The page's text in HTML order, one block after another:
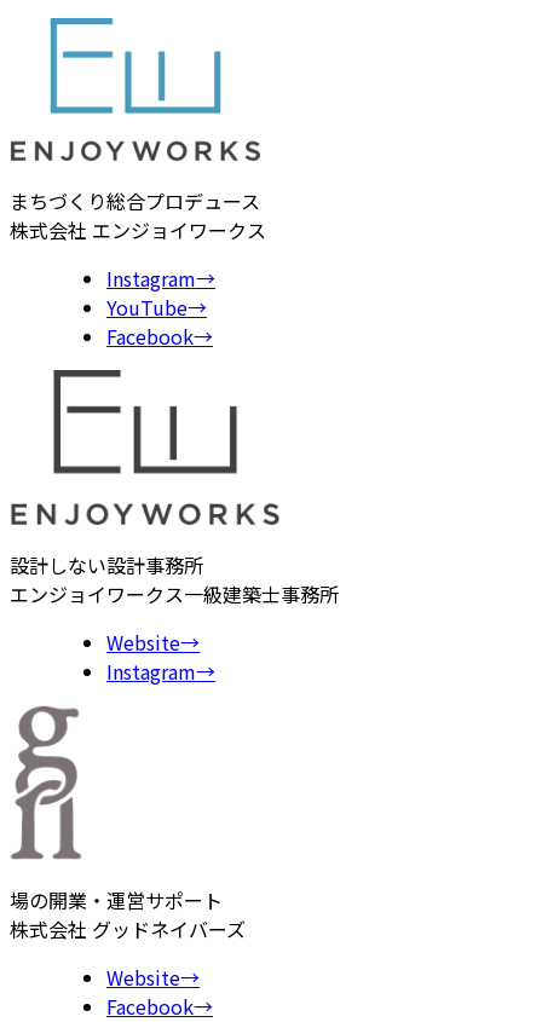
まちづくり総合プロデュース
株式会社 エンジョイワークス
Instagram→
YouTube→
Facebook→
設計しない設計事務所
エンジョイワークス一級建築士事務所
Website→
Instagram→
場の開業・運営サポート
株式会社 グッドネイバーズ
Website→
Facebook→